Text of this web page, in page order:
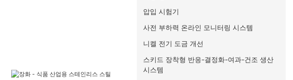
압입 시험기
사전 부하력 온라인 모니터링 시스템
니켈 전기 도금 개선
스키드 장착형 반응-결정화-여과-건조 생산
시스템